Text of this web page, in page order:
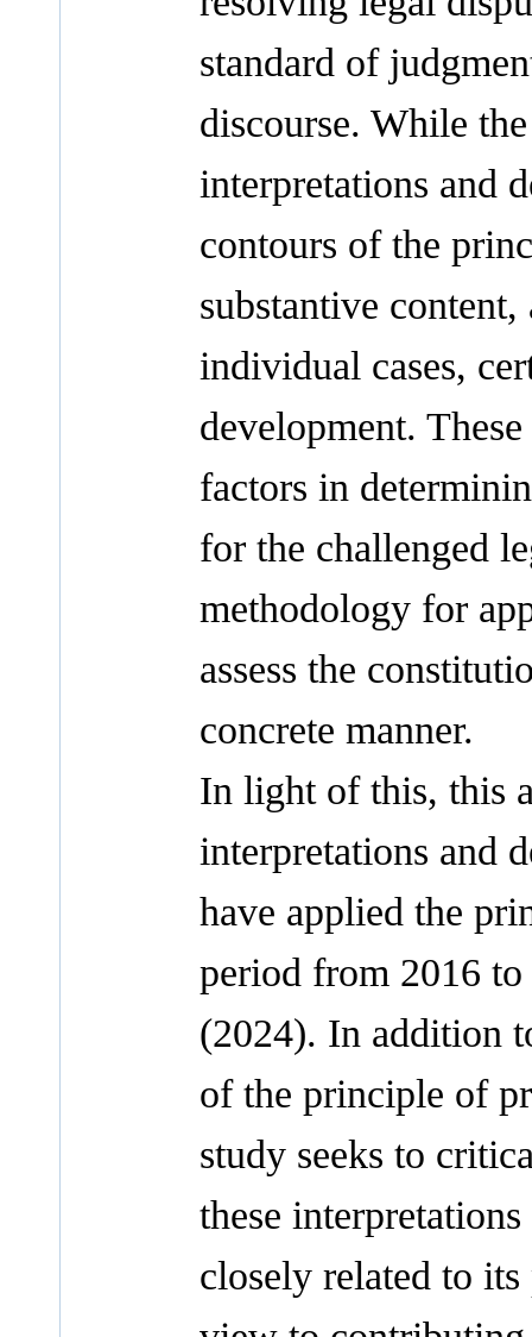
standard of
discourse. While
interpretations and
contours of the
substantive
individual cases,
development.
factors in
for the challenged
methodology for
assess the
concrete manner.
In light of this, this
interpretations and
have applied the
period from 2016
(2024). In addition
of the principle of
study seeks to
these
closely related to